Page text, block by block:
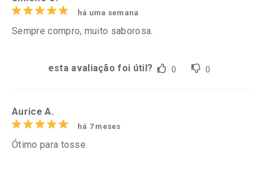
há uma semana
Sempre compro, muito saborosa.
esta avaliação foi útil? 0 0
Aurice A.
há 7 meses
Ótimo para tosse